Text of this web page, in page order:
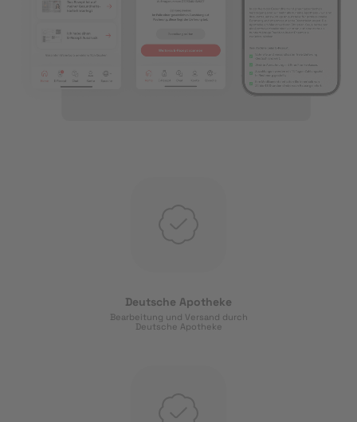
Deutsche Apotheke
Bearbeitung und Versand durch
Deutsche Apotheke